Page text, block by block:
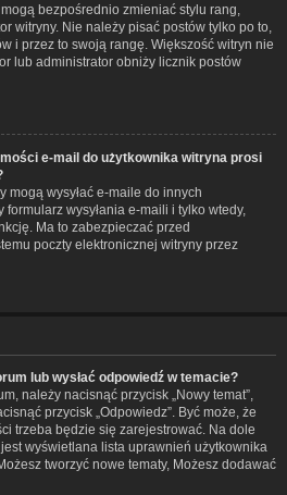
bezpośrednio zmieniać stylu rang,
witryny. Nie należy pisać postów tylko po to,
i przez to swoją rangę. Większość witryn nie
lub administrator obniży licznik postów
e-mail do użytkownika witryna prosi
mogą wysyłać e-maile do innych
wysyłania e-maili i tylko wtedy,
Ma to zabezpieczać przed
poczty elektronicznej witryny przez
lub wysłać odpowiedź w temacie?
należy nacisnąć przycisk „Nowy temat”,
przycisk „Odpowiedz”. Być może, że
trzeba będzie się zarejestrować. Na dole
wyświetlana lista uprawnień użytkownika
tworzyć nowe tematy, Możesz dodawać